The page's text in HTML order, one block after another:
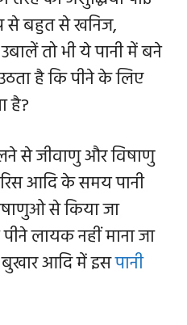
से बहुत से खनिज,
तो भी ये पानी में बने
है कि पीने के लिए
है?
से जीवाणु और विषाणु
आदि के समय पानी
से किया जा
लायक नहीं माना जा
बुखार आदि में इसपानी